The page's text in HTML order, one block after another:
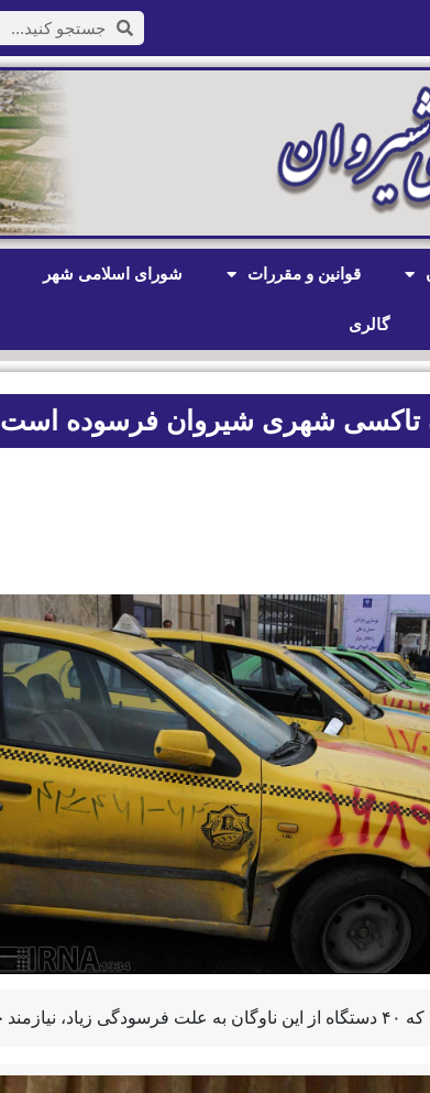
قوانین و مقررات شورای اسلامی شهر
گالری